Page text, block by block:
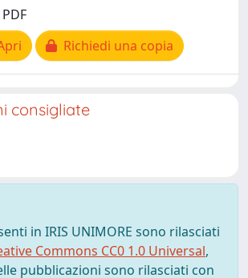
Richiedi una copia
consigliate
in IRIS UNIMORE sono rilasciati
Commons CC0 1.0 Universal,
pubblicazioni sono rilasciati con